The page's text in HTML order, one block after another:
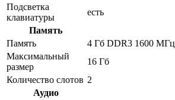
Подсветка
клавиатуры
есть
Память
Память
4 Гб DDR3 1600 МГц
Максимальный
размер
16 Гб
Количество слотов 2
Аудио